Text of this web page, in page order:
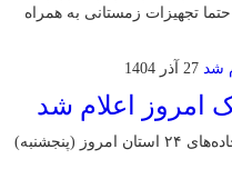
تجهیزات زمستانی به همراه
27 آذر 1404
امروز اعلام شد
مرکز مدیریت راه‌های کشور اعلام کرد: جاده‌های ۲۴ استان امروز (پنجشنبه)